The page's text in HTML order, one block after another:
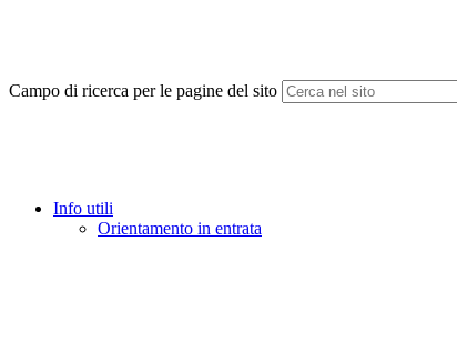
Campo di ricerca per le pagine del sito
Info utili
Orientamento in entrata